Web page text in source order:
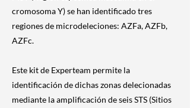
cromosoma Y) se han identificado tres
regiones de microdeleciones: AZFa, AZFb,
AZFc.
Este kit de Experteam permite la
identificación de dichas zonas delecionadas
mediante la amplificación de seis STS (Sitios